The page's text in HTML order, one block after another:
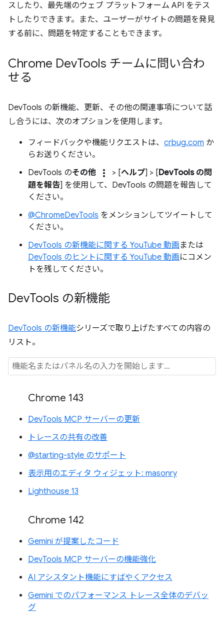
スしたり、最先端のウェブ プラットフォーム API をテス
トしたりできます。また、ユーザーがサイトの問題を発見
する前に、問題を特定することもできます。
Chrome DevTools チームに問い合わ
せる
DevTools の新機能、更新、その他の関連事項について話
し合うには、次のオプションを使用します。
フィードバックや機能リクエストは、 crbug.com か
らお送りください。
DevTools のその他 more_vert > [ヘルプ] > [DevTools の問
題を報告] を使用して、DevTools の問題を報告して
ください。
@ChromeDevTools をメンションしてツイートして
ください。
DevTools の新機能に関する YouTube 動画 または
DevTools のヒントに関する YouTube 動画にコメン
トを残してください。
DevTools の新機能
DevTools の新機能シリーズで取り上げたすべての内容の
リスト。
Chrome 143
DevTools MCP サーバーの更新
トレースの共有の改善
@starting-style のサポート
表示用のエディタ ウィジェット: masonry
Lighthouse 13
Chrome 142
Gemini が提案したコード
DevTools MCP サーバーの機能強化
AI アシスタント機能にすばやくアクセス
Gemini でのパフォーマンス トレース全体のデバッ
グ